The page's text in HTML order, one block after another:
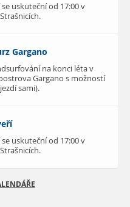
uskuteční od 17:00 v
Gargano
na konci léta v
Gargano s možností
sami).
uskuteční od 17:00 v